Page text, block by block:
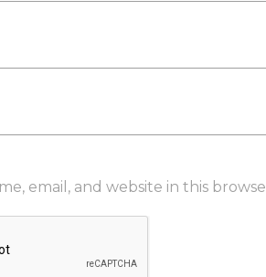
email, and website in this